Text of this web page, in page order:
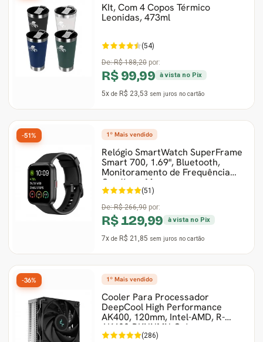
KIt, Com 4 Copos Térmico
Leonidas, 473ml
(54)
De:R$ 188,20 por:
R$ 99,99 à vista no Pix
5x de R$ 23,53 sem juros no cartão
1º Mais vendido
Relógio SmartWatch SuperFrame
Smart 700, 1.69", Bluetooth,
Monitoramento de Frequência
Cardíaca, Mus
(51)
De:R$ 266,90 por:
R$ 129,99 à vista no Pix
7x de R$ 21,85 sem juros no cartão
-51%
1º Mais vendido
Cooler Para Processador
DeepCool High Performance
AK400, 120mm, Intel-AMD, R-
AK400-BKNNMN-G-1
(286)
-36%